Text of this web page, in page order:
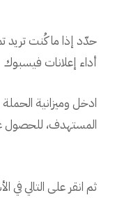
أداء إعلانات فيسبوك
ادخل وميزانية الحملة
المستهدف، للحصول
ثم انقر على التالي في